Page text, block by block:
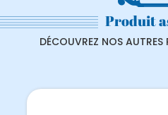
Produit
DÉCOUVREZ NOS AUTRES